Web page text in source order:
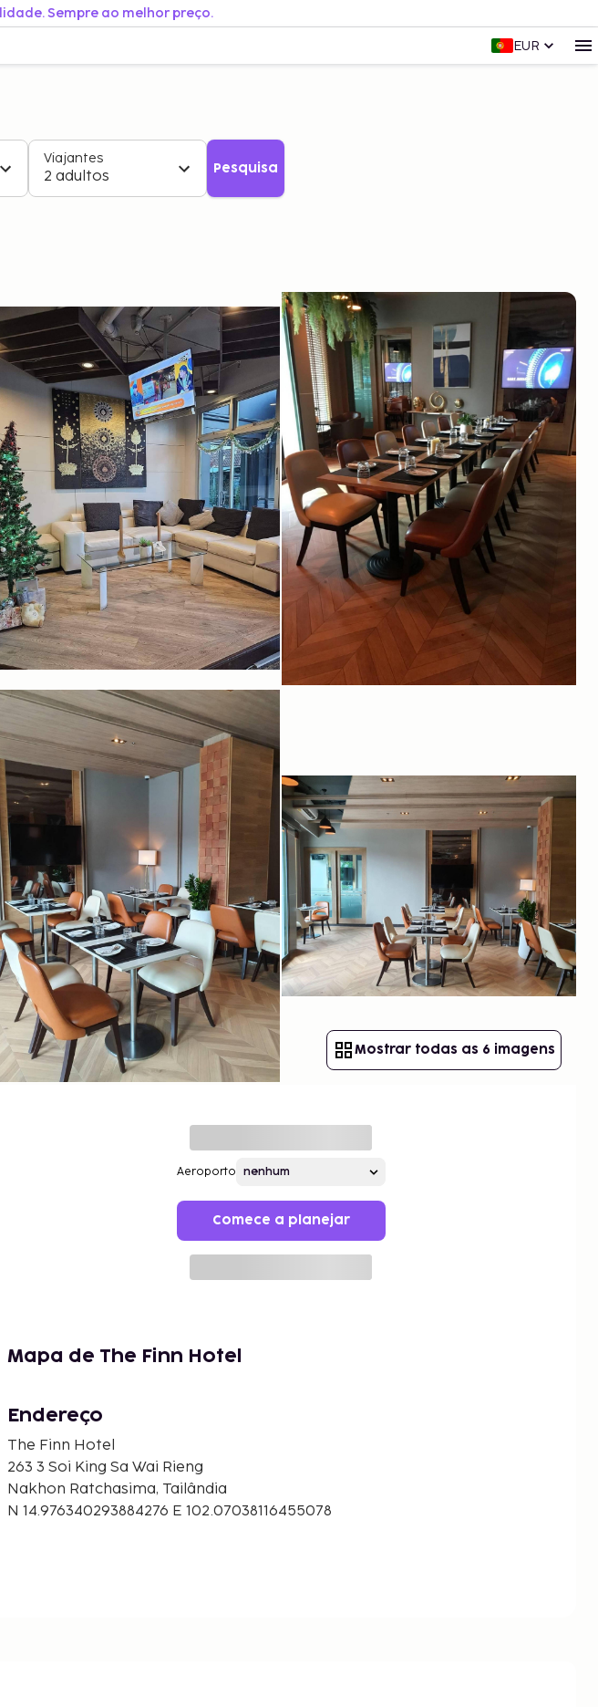
Sempre ao melhor preço.
EUR
Viajantes
2 adultos Pesquisa
Mostrar todas as 6 imagens
Aeroporto
Comece a planejar
Mapa de The Finn Hotel
Endereço
The Finn Hotel
263 3 Soi King Sa Wai Rieng
Nakhon Ratchasima, Tailândia
N 14.976340293884276 E 102.07038116455078